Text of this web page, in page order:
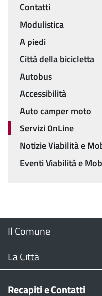
Menu
Contatti
Modulistica
A piedi
Città della bicicletta
Autobus
Accessibilità
Auto camper moto
Servizi OnLine
Notizie Viabilità e
Eventi Viabilità e
Menu
Footer
Il Comune
Il Sindaco
La Città
Recapiti e Contatti